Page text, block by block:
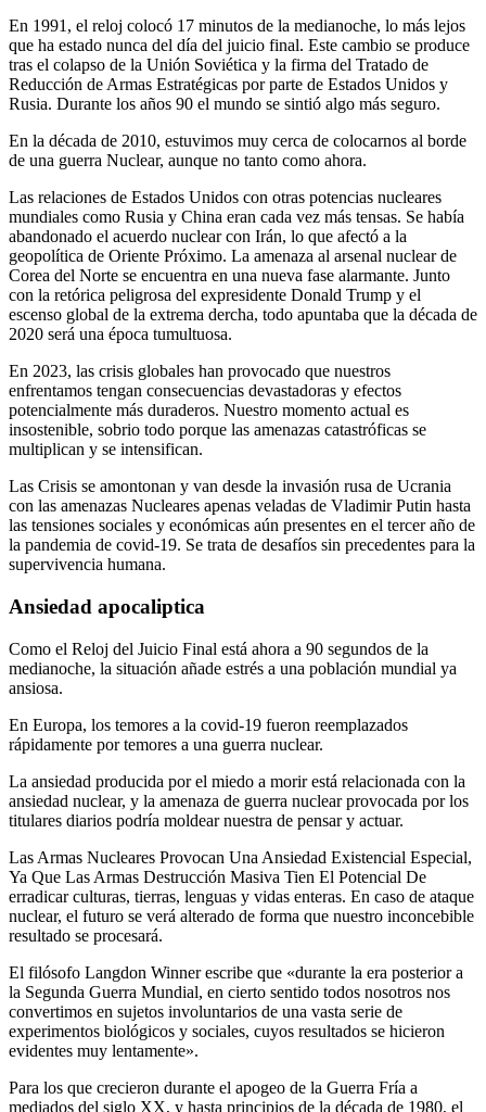
En 1991, el reloj colocó 17 minutos de la medianoche, lo más lejos
que ha estado nunca del día del juicio final. Este cambio se produce
tras el colapso de la Unión Soviética y la firma del Tratado de
Reducción de Armas Estratégicas por parte de Estados Unidos y
Rusia. Durante los años 90 el mundo se sintió algo más seguro.
En la década de 2010, estuvimos muy cerca de colocarnos al borde
de una guerra Nuclear, aunque no tanto como ahora.
Las relaciones de Estados Unidos con otras potencias nucleares
mundiales como Rusia y China eran cada vez más tensas. Se había
abandonado el acuerdo nuclear con Irán, lo que afectó a la
geopolítica de Oriente Próximo. La amenaza al arsenal nuclear de
Corea del Norte se encuentra en una nueva fase alarmante. Junto
con la retórica peligrosa del expresidente Donald Trump y el
escenso global de la extrema dercha, todo apuntaba que la década de
2020 será una época tumultuosa.
En 2023, las crisis globales han provocado que nuestros
enfrentamos tengan consecuencias devastadoras y efectos
potencialmente más duraderos. Nuestro momento actual es
insostenible, sobrio todo porque las amenazas catastróficas se
multiplican y se intensifican.
Las Crisis se amontonan y van desde la invasión rusa de Ucrania
con las amenazas Nucleares apenas veladas de Vladimir Putin hasta
las tensiones sociales y económicas aún presentes en el tercer año de
la pandemia de covid-19. Se trata de desafíos sin precedentes para la
supervivencia humana.
Ansiedad apocaliptica
Como el Reloj del Juicio Final está ahora a 90 segundos de la
medianoche, la situación añade estrés a una población mundial ya
ansiosa.
En Europa, los temores a la covid-19 fueron reemplazados
rápidamente por temores a una guerra nuclear.
La ansiedad producida por el miedo a morir está relacionada con la
ansiedad nuclear, y la amenaza de guerra nuclear provocada por los
titulares diarios podría moldear nuestra de pensar y actuar.
Las Armas Nucleares Provocan Una Ansiedad Existencial Especial,
Ya Que Las Armas Destrucción Masiva Tien El Potencial De
erradicar culturas, tierras, lenguas y vidas enteras. En caso de ataque
nuclear, el futuro se verá alterado de forma que nuestro inconcebible
resultado se procesará.
El filósofo Langdon Winner escribe que «durante la era posterior a
la Segunda Guerra Mundial, en cierto sentido todos nosotros nos
convertimos en sujetos involuntarios de una vasta serie de
experimentos biológicos y sociales, cuyos resultados se hicieron
evidentes muy lentamente».
Para los que crecieron durante el apogeo de la Guerra Fría a
mediados del siglo XX, y hasta principios de la década de 1980, el